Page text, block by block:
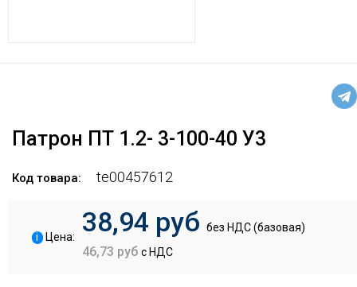
Патрон ПТ 1.2- 3-100-40 У3
Код товара: te00457612
i Цена: 38,94 руб без НДС (базовая)
46,73 руб с НДС